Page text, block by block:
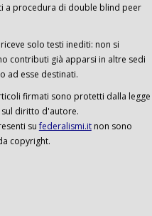
a procedura di double blind peer
riceve solo testi inediti: non si
contributi già apparsi in altre sedi
ad esse destinati.
firmati sono protetti dalla legge
sul diritto d'autore.
sufederalismi.itnon sono
copyright.